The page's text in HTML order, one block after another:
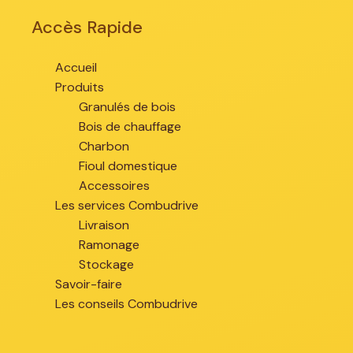
Accès Rapide
Accueil
Produits
Granulés de bois
Bois de chauffage
Charbon
Fioul domestique
Accessoires
Les services Combudrive
Livraison
Ramonage
Stockage
Savoir-faire
Les conseils Combudrive